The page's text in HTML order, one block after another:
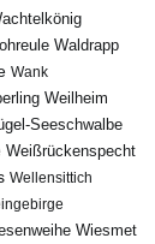
Waldrapp
Wank
Weilheim
Seeschwalbe
Weißrückenspecht
Wellensittich
Wiesmet